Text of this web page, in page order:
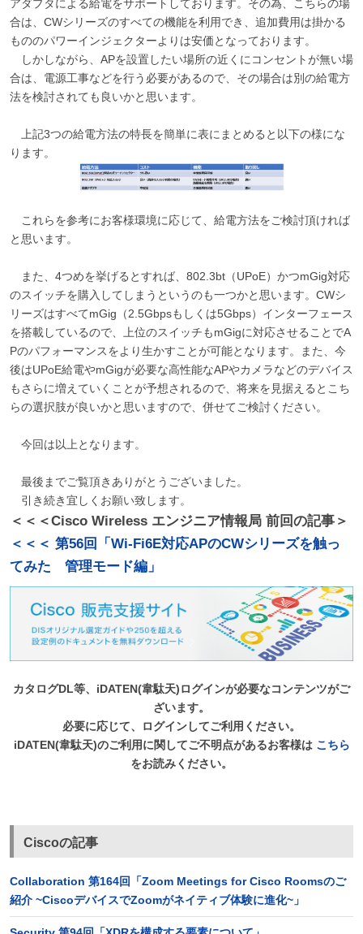
アダプタによる給電をサポートしております。その為、こちらの場
合は、CWシリーズのすべての機能を利用でき、追加費用は掛かる
もののパワーインジェクターよりは安価となっております。
しかしながら、APを設置したい場所の近くにコンセントが無い場
合は、電源工事などを行う必要があるので、その場合は別の給電方
法を検討されても良いかと思います。
上記3つの給電方法の特長を簡単に表にまとめると以下の様にな
ります。
これらを参考にお客様環境に応じて、給電方法をご検討頂ければ
と思います。
また、4つめを挙げるとすれば、802.3bt（UPoE）かつmGig対応
のスイッチを購入してしまうというのも一つかと思います。CWシ
リーズはすべてmGig（2.5Gbpsもしくは5Gbps）インターフェース
を搭載しているので、上位のスイッチもmGigに対応させることでA
Pのパフォーマンスをより生かすことが可能となります。また、今
後はUPoE給電やmGigが必要な高性能なAPやカメラなどのデバイス
もさらに増えていくことが予想されるので、将来を見据えるとこち
らの選択肢が良いかと思いますので、併せてご検討ください。
今回は以上となります。
最後までご覧頂きありがとうございました。
引き続き宜しくお願い致します。
＜＜＜Cisco Wireless エンジニア情報局 前回の記事＞
＜＜＜ 第56回「Wi-Fi6E対応APのCWシリーズを触っ
てみた 管理モード編」
カタログDL等、iDATEN(韋駄天)ログインが必要なコンテンツがご
ざいます。
必要に応じて、ログインしてご利用ください。
iDATEN(韋駄天)のご利用に関してご不明点があるお客様は こちら
をお読みください。
Ciscoの記事
Collaboration 第164回「Zoom Meetings for Cisco Roomsのご
紹介 ~CiscoデバイスでZoomがネイティブ体験に進化~」